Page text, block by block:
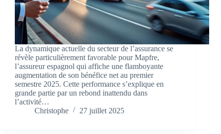
La dynamique actuelle du secteur de l’assurance se
révèle particulièrement favorable pour Mapfre,
l’assureur espagnol qui affiche une flamboyante
augmentation de son bénéfice net au premier
semestre 2025. Cette performance s’explique en
grande partie par un rebond inattendu dans
l’activité…
Christophe
27 juillet 2025